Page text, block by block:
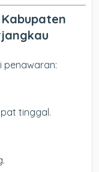
penawaran:
tinggal.